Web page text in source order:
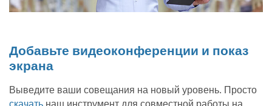
Добавьте видеоконференции и показ
экрана
Выведите ваши совещания на новый уровень. Просто